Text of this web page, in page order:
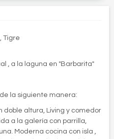
Tigre
, a la laguna en "Barbarita"
la siguiente manera:
doble altura, Living y comedor
a la galería con parrilla,
Moderna cocina con isla ,